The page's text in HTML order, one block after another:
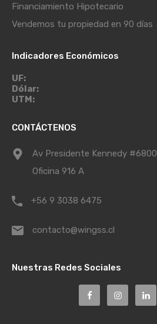
Financiamiento Hipotecario
Vendemos tu propiedad en 90 días
Indicadores Económicos
UF:
Dólar:
UTM:
CONTÁCTENOS
Av Presidente Kennedy #6800
Oficina 916 A
+56 9 3038 6475
contacto@wingss.cl
Nuestras Redes Sociales